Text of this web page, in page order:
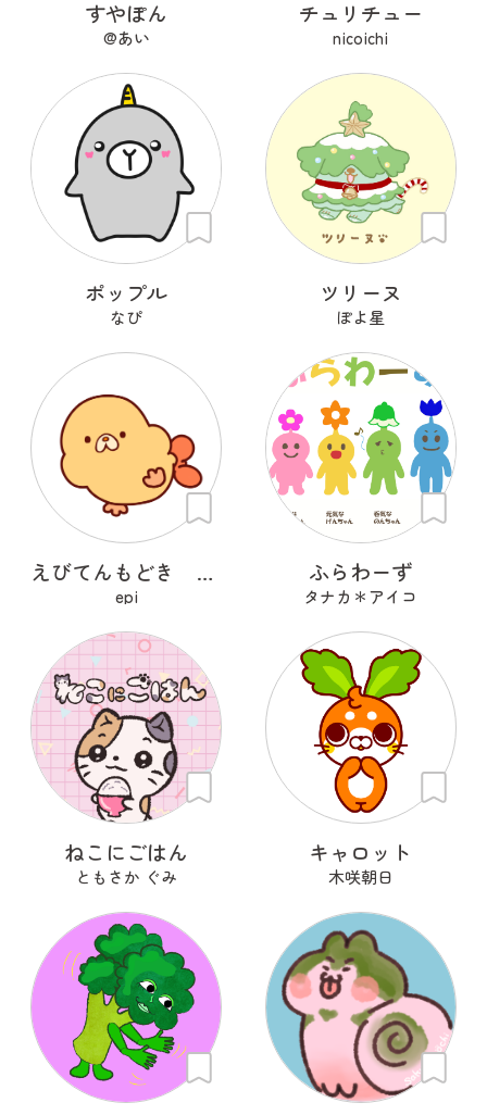
すやぽん
@あい
チュリチュー
nicoichi
ポップル
なぴ
ツリーヌ
ぽよ星
えびてんもどき てんてん
epi
ふらわーず
タナカ＊アイコ
ねこにごはん
ともさか ぐみ
キャロット
木咲朝日